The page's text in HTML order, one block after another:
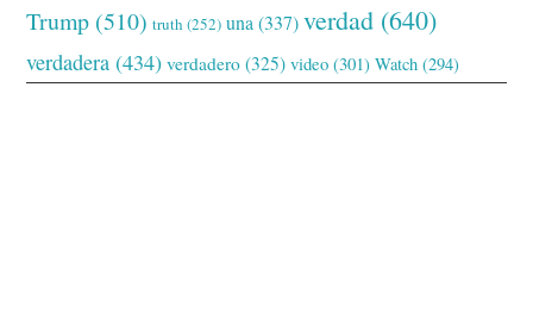
Trump (510) truth (252) una(337) verdad (640)
verdadera (434) verdadero (325) video (301) Watch (294)